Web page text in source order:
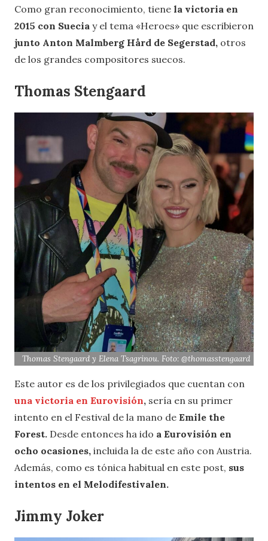
Como gran reconocimiento, tiene la victoria en
2015 con Suecia y el tema «Heroes» que escribieron
junto Anton Malmberg Hård de Segerstad, otros
de los grandes compositores suecos.
Thomas Stengaard
Thomas Stengaard y Elena Tsagrinou. Foto: @thomasstengaard
Este autor es de los privilegiados que cuentan con
una victoria en Eurovisión, sería en su primer
intento en el Festival de la mano de Emile the
Forest. Desde entonces ha ido a Eurovisión en
ocho ocasiones, incluida la de este año con Austria.
Además, como es tónica habitual en este post, sus
intentos en el Melodifestivalen.
Jimmy Joker